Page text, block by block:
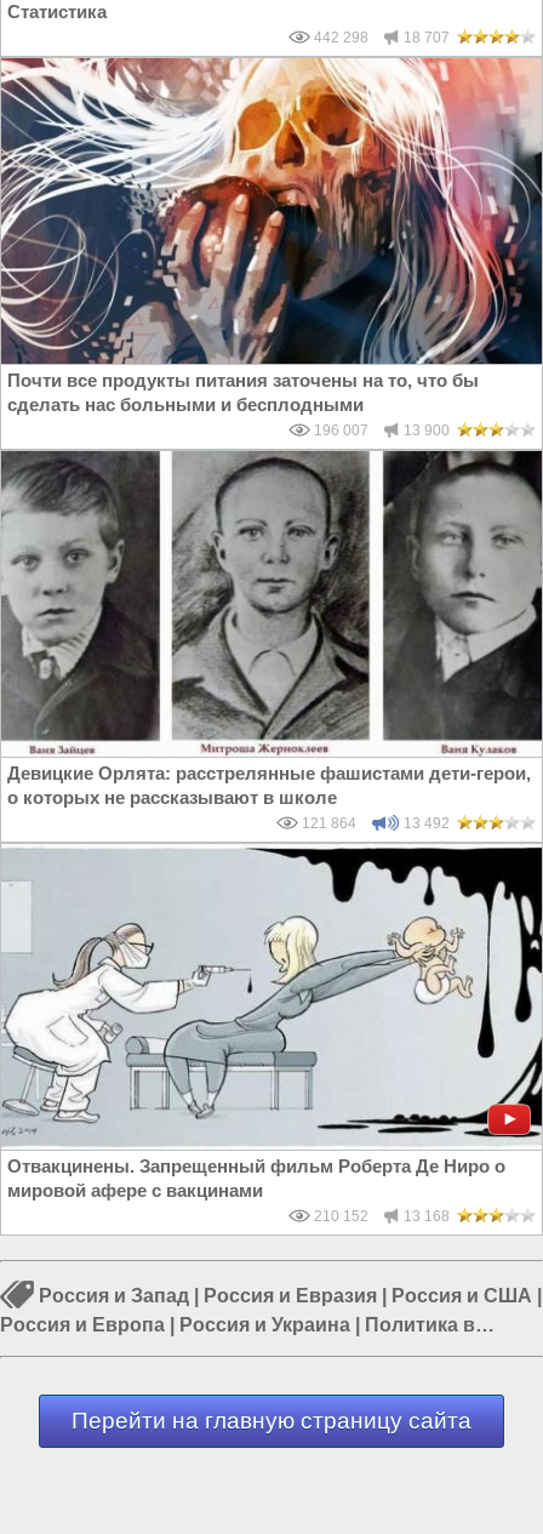
Статистика
442 298 18 707
Почти все продукты питания заточены на то, что бы
сделать нас больными и бесплодными
196 007 13 900
Девицкие Орлята: расстрелянные фашистами дети-герои,
о которых не рассказывают в школе
121 864 13 492
Отвакцинены. Запрещенный фильм Роберта Де Ниро о
мировой афере с вакцинами
210 152 13 168
Россия и Запад Россия и Евразия Россия и США
Россия и Европа
Россия и Украина
Политика в
России|Власть в РФ
Перейти на главную страницу сайта